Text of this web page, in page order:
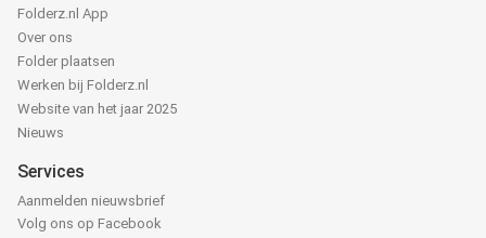
Folderz.nl App
Over ons
Folder plaatsen
Werken bij Folderz.nl
Website van het jaar 2025
Nieuws
Services
Aanmelden nieuwsbrief
Volg ons op Facebook